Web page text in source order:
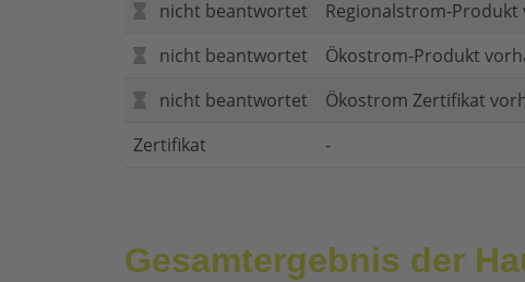
nicht beantwortet
Regionalstrom-Produkt
nicht beantwortet
Ökostrom-Produkt
nicht beantwortet
Ökostrom Zertifikat
Zertifikat
-
Gesamtergebnis der